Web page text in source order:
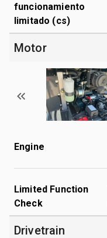
funcionamiento
limitado (cs)
Motor
Engine
Limited Function
Check
Drivetrain